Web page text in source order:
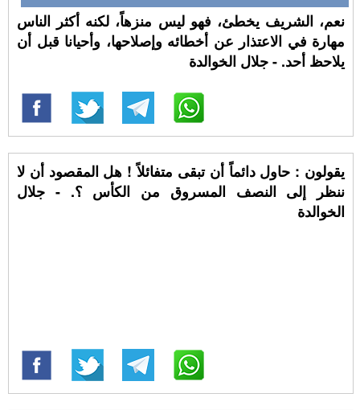
نعم، الشريف يخطئ، فهو ليس منزهاً، لكنه أكثر الناس
مهارة في الاعتذار عن أخطائه وإصلاحها، وأحيانا قبل أن
يلاحظ أحد. - جلال الخوالدة
يقولون : حاول دائماً أن تبقى متفائلاً ! هل المقصود أن لا
ننظر إلى النصف المسروق من الكأس ؟. - جلال
الخوالدة